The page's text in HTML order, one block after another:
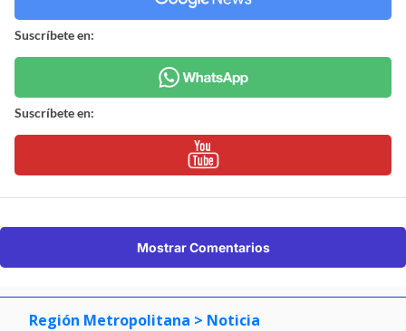
Suscríbete en:
Suscríbete en:
Mostrar Comentarios
Región Metropolitana > Noticia